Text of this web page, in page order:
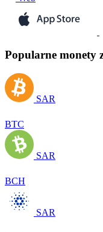
Popularne monety
SAR
BTC
SAR
BCH
SAR